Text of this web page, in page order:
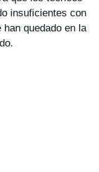
insuficientes con
han quedado en la